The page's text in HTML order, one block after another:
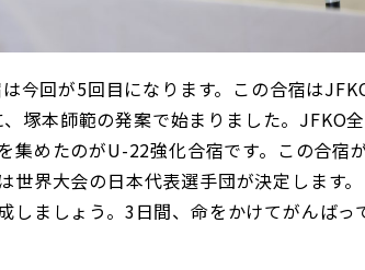
今回が5回目になります。この合宿は
塚本師範の発案で始まりました。 JFKO全
集めたのがU-22強化合宿です。この合宿
界大会の日本代表選手団が決定します。
ましょう。 3日間、命をかけてがんばっ